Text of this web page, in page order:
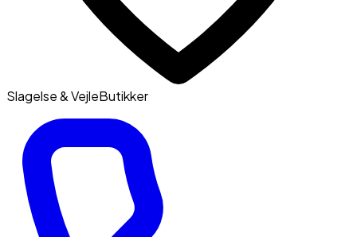
Slagelse & VejleButikker